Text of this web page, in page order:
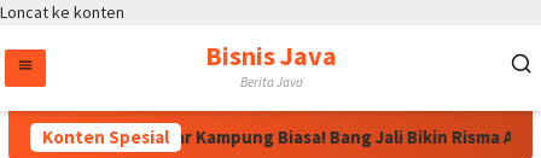
Loncat ke konten
Bisnis Java
Berita Java
Konten Spesial
Tak Sekadar Kampung Biasa! Bang Jali Bikin Risma Angkat